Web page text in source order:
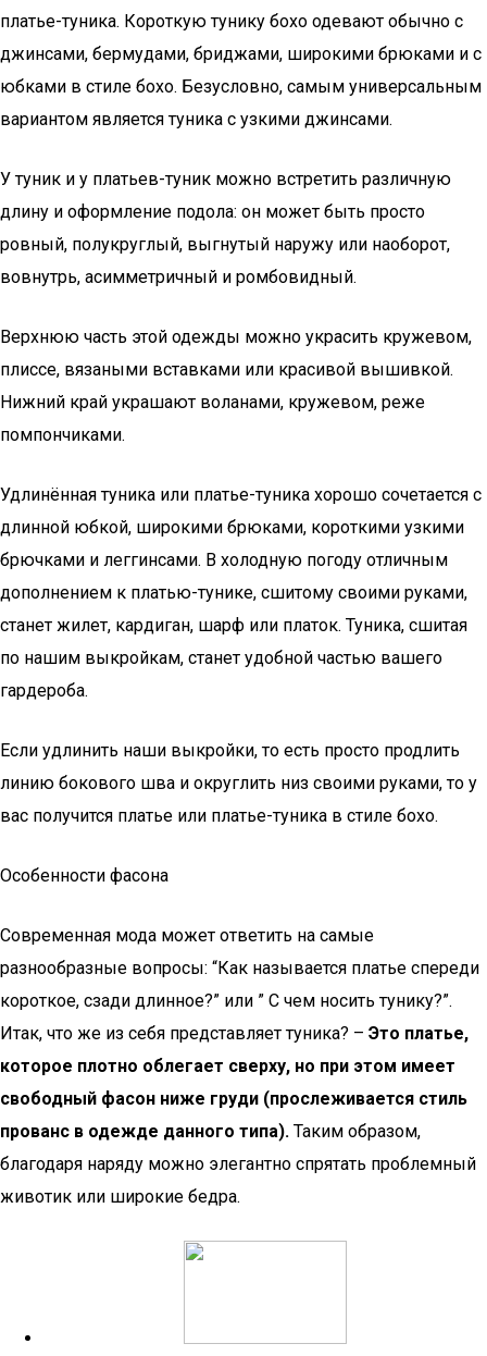
платье-туника. Короткую тунику бохо одевают обычно с
джинсами, бермудами, бриджами, широкими брюками и с
юбками в стиле бохо. Безусловно, самым универсальным
вариантом является туника с узкими джинсами.
У туник и у платьев-туник можно встретить различную
длину и оформление подола: он может быть просто
ровный, полукруглый, выгнутый наружу или наоборот,
вовнутрь, асимметричный и ромбовидный.
Верхнюю часть этой одежды можно украсить кружевом,
плиссе, вязаными вставками или красивой вышивкой.
Нижний край украшают воланами, кружевом, реже
помпончиками.
Удлинённая туника или платье-туника хорошо сочетается с
длинной юбкой, широкими брюками, короткими узкими
брючками и леггинсами. В холодную погоду отличным
дополнением к платью-тунике, сшитому своими руками,
станет жилет, кардиган, шарф или платок. Туника, сшитая
по нашим выкройкам, станет удобной частью вашего
гардероба.
Если удлинить наши выкройки, то есть просто продлить
линию бокового шва и округлить низ своими руками, то у
вас получится платье или платье-туника в стиле бохо.
Особенности фасона
Современная мода может ответить на самые
разнообразные вопросы: “Как называется платье спереди
короткое, сзади длинное?” или ” С чем носить тунику?”.
Итак, что же из себя представляет туника? – Это платье,
которое плотно облегает сверху, но при этом имеет
свободный фасон ниже груди (прослеживается стиль
прованс в одежде данного типа). Таким образом,
благодаря наряду можно элегантно спрятать проблемный
животик или широкие бедра.